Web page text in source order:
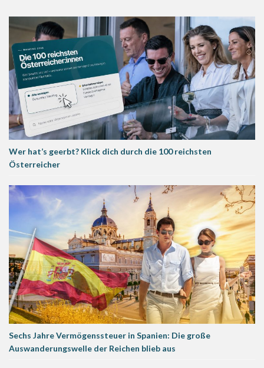
Wer hat’s geerbt? Klick dich durch die 100 reichsten
Österreicher
Sechs Jahre Vermögenssteuer in Spanien: Die große
Auswanderungswelle der Reichen blieb aus